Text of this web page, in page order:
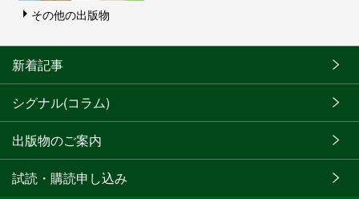
その他の出版物
新着記事
シグナル(コラム)
出版物のご案内
試読・購読申し込み